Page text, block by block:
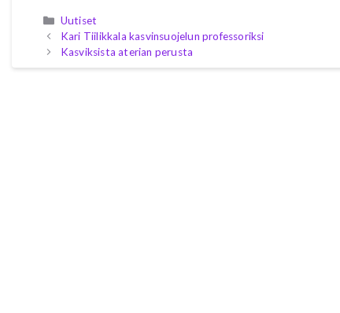
Kategoriat
Uutiset
Kari Tiilikkala kasvinsuojelun professoriksi
Kasviksista aterian perusta